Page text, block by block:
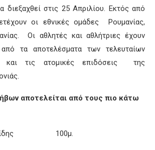
στις 25 Απριλίου. Εκτός από
οι εθνικές ομάδες Ρουμανίας,
Οι αθλητές και αθλήτριες έχουν
τα αποτελέσματα των τελευταίων
και τις ατομικές επιδόσεις της
αποτελείται από τους πιο κάτω
100μ.